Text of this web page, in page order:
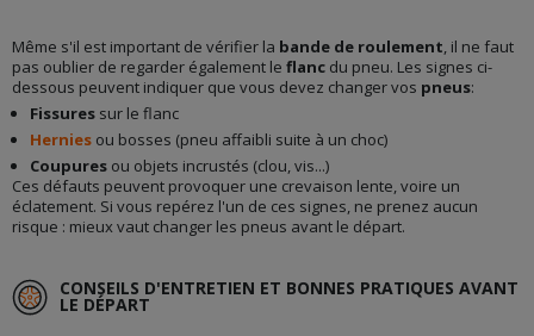
Même s'il est important de vérifier la bande de roulement, il ne faut
pas oublier de regarder également le flanc du pneu. Les signes ci-
dessous peuvent indiquer que vous devez changer vos pneus:
Fissures sur le flanc
Hernies ou bosses (pneu affaibli suite à un choc)
Coupures ou objets incrustés (clou, vis...)
Ces défauts peuvent provoquer une crevaison lente, voire un
éclatement. Si vous repérez l'un de ces signes, ne prenez aucun
risque : mieux vaut changer les pneus avant le départ.
CONSEILS D'ENTRETIEN ET BONNES PRATIQUES AVANT
LE DÉPART